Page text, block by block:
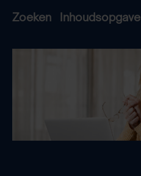
Zoeken Inhoudsopgave